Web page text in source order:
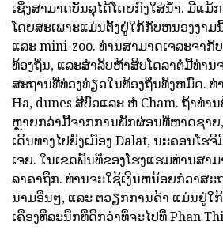
ເຊິ່ງສາມາດບັນລຸໄດ້ໂດຍກົງໃສ່ນ້ໍາ. ມີແມ້
ໂດຍສະເພາະແມ່ນຕັ້ງຢູ່ໃກ້ກັບຫນອງງາມ
ແລະ mini-zoo. ທ່ານສາມາດເຈລະຈາກັ
ທ້ອງຖິ່ນ, ແລະສໍາລັບຫ້າສິບໂດລາຕໍ່ມື້ທ່ານ
ສະຖານທີ່ທ່ອງທ່ຽວໃນທ້ອງຖິ່ນທັງຫມົດ.
Ha, dunes ສີບົວແລະ ຫໍ Cham. ຖ້າທ່
ຫຼາຍກວ່າມື້ຈາກການພັກຜ່ອນທີ່ຫາດຊາຍ,
ເດີນທາງໄປຍັງເມືອງ Dalat, ນະຄອນໂຮ
ເຈຍ. ໃນເຂດພື້ນທີ່ຂອງໂຮງແຮມທ່ານສ
ລາຄາຖືກ. ທ່ານຈະໃຊ້ເງິນຫນ້ອຍກ່ວາສ
ນາມອື່ນໆ, ແລະ ຕວຽກການຄ້າ ແມ່ນຢູ່ໃ
ເຄື່ອງທີ່ລະນຶກທີ່ດີກວ່າທີ່ຈະໄປທີ່ Phan